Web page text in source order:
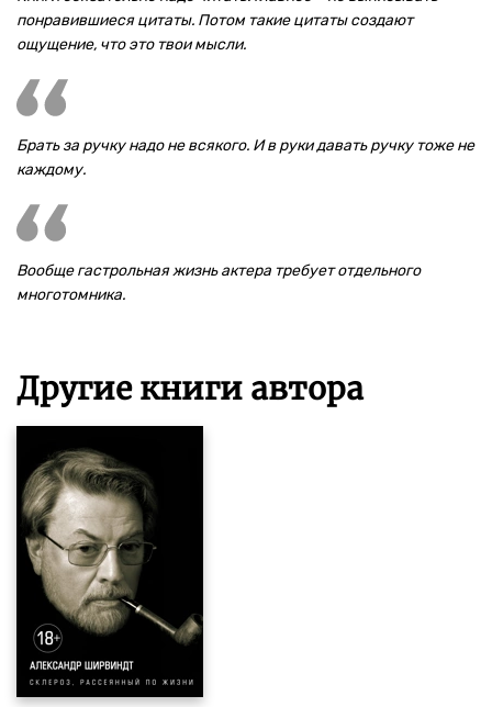
понравившиеся цитаты. Потом такие цитаты создают
ощущение, что это твои мысли.
Брать за ручку надо не всякого. И в руки давать ручку тоже не
каждому.
Вообще гастрольная жизнь актера требует отдельного
многотомника.
Другие книги автора